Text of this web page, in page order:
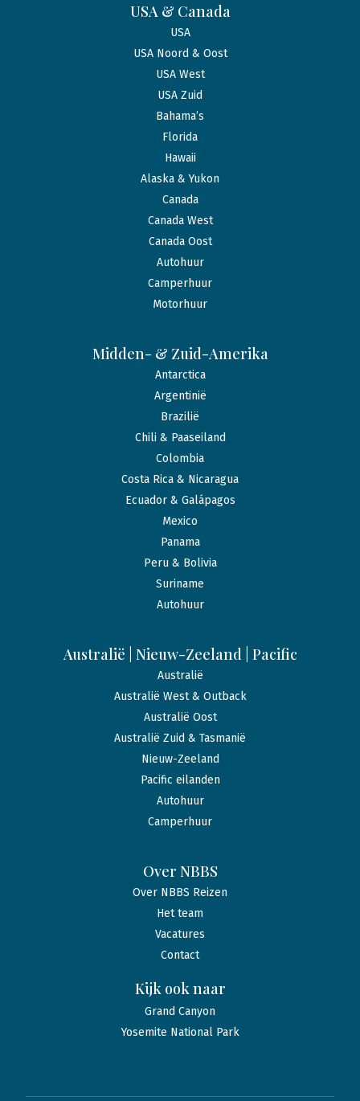
USA & Canada
USA
USA Noord & Oost
USA West
USA Zuid
Bahama’s
Florida
Hawaii
Alaska & Yukon
Canada
Canada West
Canada Oost
Autohuur
Camperhuur
Motorhuur
Midden- & Zuid-Amerika
Antarctica
Argentinië
Brazilië
Chili & Paaseiland
Colombia
Costa Rica & Nicaragua
Ecuador & Galápagos
Mexico
Panama
Peru & Bolivia
Suriname
Autohuur
Australië | Nieuw-Zeeland | Pacific
Australië
Australië West & Outback
Australië Oost
Australië Zuid & Tasmanië
Nieuw-Zeeland
Pacific eilanden
Autohuur
Camperhuur
Over NBBS
Over NBBS Reizen
Het team
Vacatures
Contact
Kijk ook naar
Grand Canyon
Yosemite National Park